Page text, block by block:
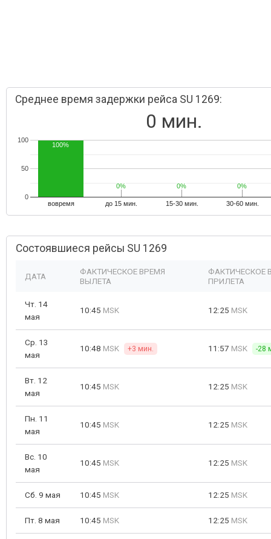
Среднее время задержки рейса SU 1269:
0 мин.
вовремя до 15 мин. 15-30 мин. 30-60 мин.
0
50
100
100%
0%
0% 0%
0% 0%
0%
Состоявшиеся рейсы SU 1269
ДАТА
ФАКТИЧЕСКОЕ ВРЕМЯ
ВЫЛЕТА
ФАКТИЧЕСКОЕ
ПРИЛЕТА
Чт. 14
мая
10:45 MSK 12:25 MSK
Ср. 13
мая
10:48 MSK +3 мин. 11:57 MSK -28
Вт. 12
мая
10:45 MSK 12:25 MSK
Пн. 11
мая
10:45 MSK 12:25 MSK
Вс. 10
мая
10:45 MSK 12:25 MSK
Сб. 9 мая 10:45 MSK 12:25 MSK
Пт. 8 мая 10:45 MSK 12:25 MSK